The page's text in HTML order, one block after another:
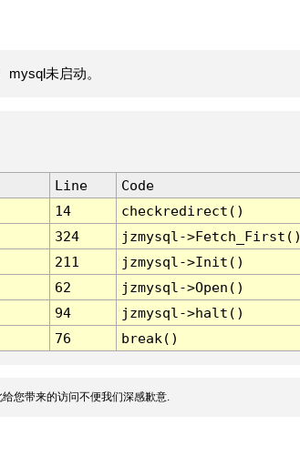
未启动。
Line
Code
14
checkredirect()
324
jzmysql-
211
jzmysql->Init()
62
jzmysql->Open()
94
jzmysql->halt()
76 break()
您带来的访问不便我们深感歉意.